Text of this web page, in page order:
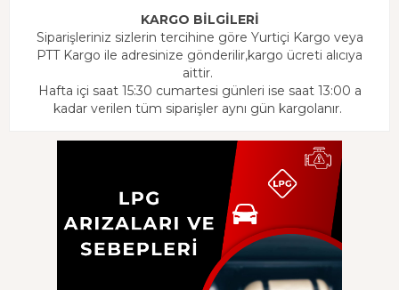
KARGO BİLGİLERİ
Siparişleriniz sizlerin tercihine göre Yurtiçi Kargo veya
PTT Kargo ile adresinize gönderilir,kargo ücreti alıcıya
aittir.
Hafta içi saat 15:30 cumartesi günleri ise saat 13:00 a
kadar verilen tüm siparişler aynı gün kargolanır.